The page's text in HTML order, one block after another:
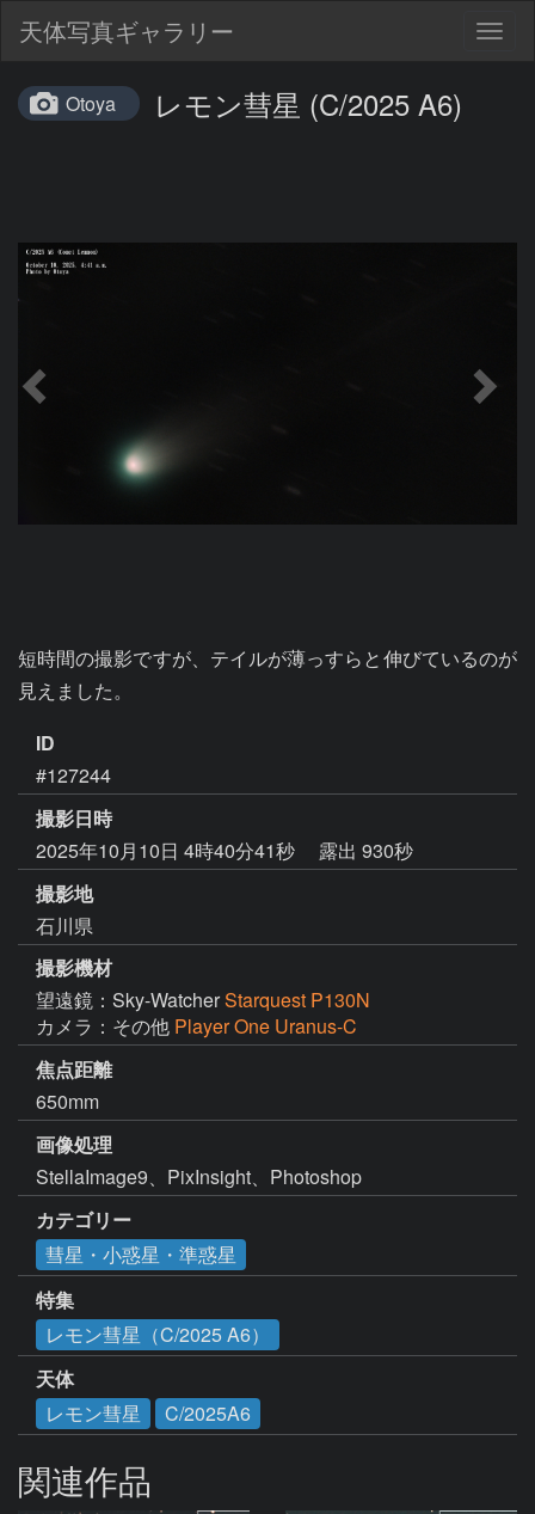
天体写真ギャラリー
Otoya レモン彗星 (C/2025 A6)
短時間の撮影ですが、テイルが薄っすらと伸びているのが
見えました。
ID
#127244
撮影日時
2025年10月10日 4時40分41秒
露出 930秒
撮影地
石川県
撮影機材
望遠鏡：Sky-WatcherStarquest P130N
カメラ：その他 Player One Uranus-C
焦点距離
650mm
画像処理
StellaImage9、PixInsight、Photoshop
カテゴリー
彗星・小惑星・準惑星
特集
レモン彗星（C/2025 A6）
天体
レモン彗星
C/2025A6
関連作品